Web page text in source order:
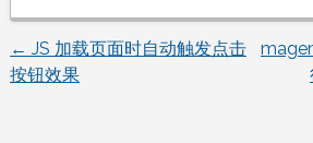
文
← JS 加载页面时自动触发点击
按钮效果